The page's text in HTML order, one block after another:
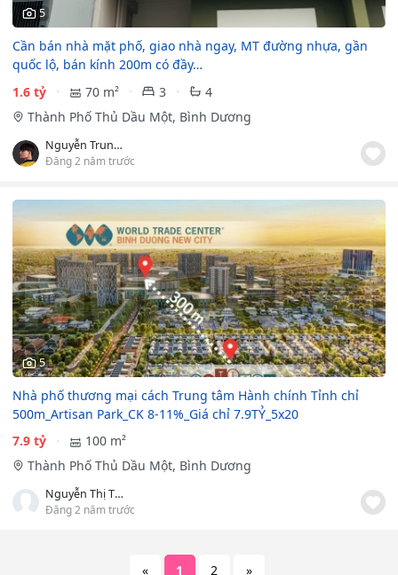
5
Cần bán nhà mặt phố, giao nhà ngay, MT đường nhựa, gần
quốc lộ, bán kính 200m có đầy…
1.6 tỷ
70 m² 3
4
Thành Phố Thủ Dầu Một, Bình Dương
Nguyễn Trung Kiên
Đăng 2 năm trước
5
Nhà phố thương mại cách Trung tâm Hành chính Tỉnh chỉ
500m_Artisan Park_CK 8-11%_Giá chỉ 7.9TỶ_5x20
7.9 tỷ
100 m²
Thành Phố Thủ Dầu Một, Bình Dương
Nguyễn Thị Thuận
Đăng 2 năm trước
« 1 2 »